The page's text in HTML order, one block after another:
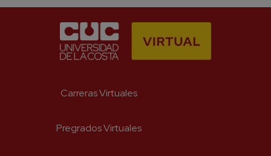
He leído y acepto el aviso legal yla política de
Carreras Virtuales
Pregrados Virtuales